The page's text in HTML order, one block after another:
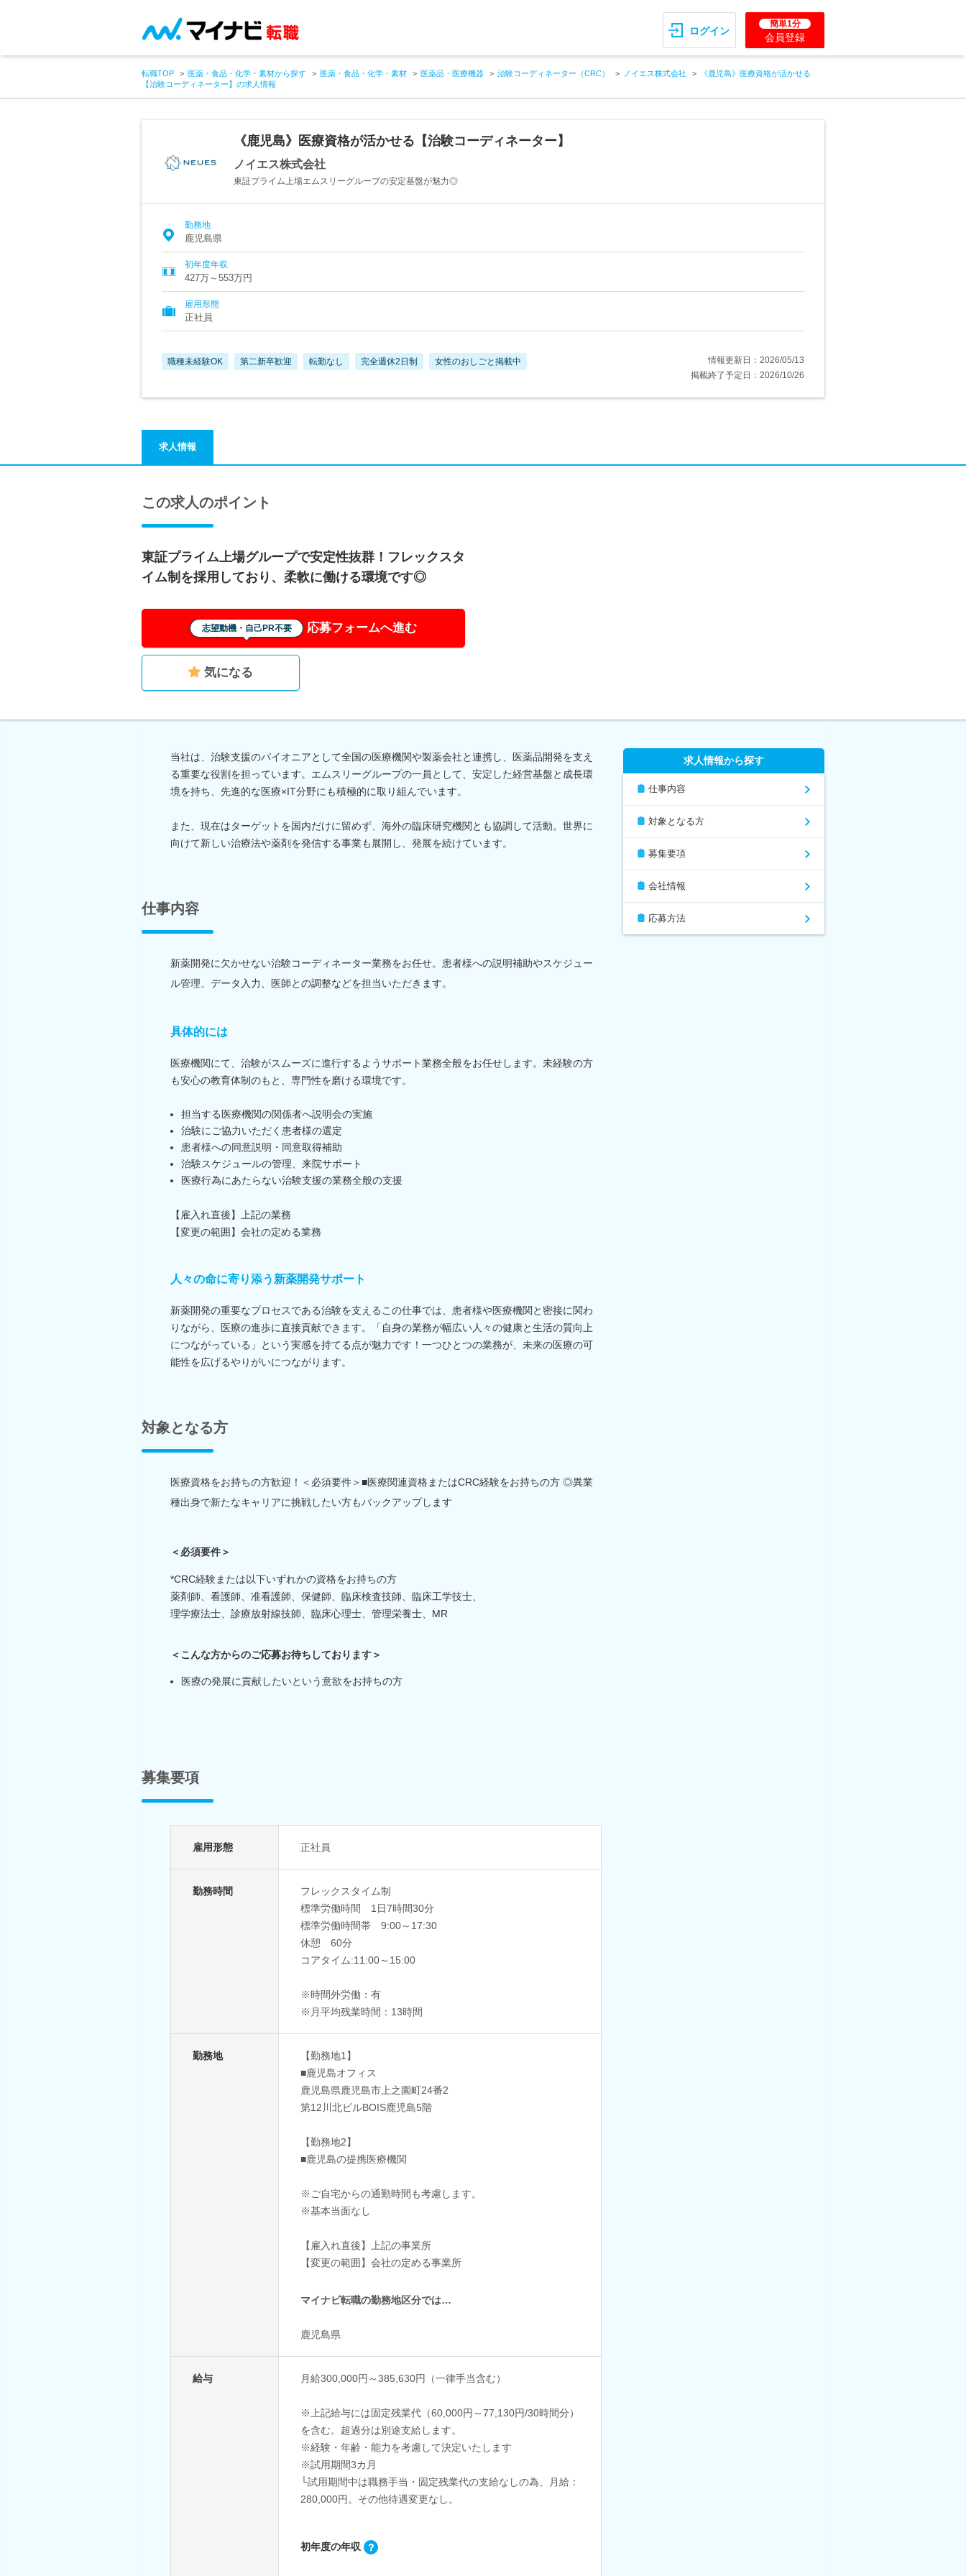
ログイン
簡単1分
会員登録
転職TOP 医薬・食品・化学・素材から探す 医薬・食品・化学・素材 医薬品・医療機器 治験コーディネーター（CRC） ノイエス株式会社
《鹿児島》医療資格が活かせる
【治験コーディネーター】の求人情報
《鹿児島》医療資格が活かせる【治験コーディネーター】
ノイエス株式会社
東証プライム上場エムスリーグループの安定基盤が魅力◎
勤務地
鹿児島県
初年度年収
427万～553万円
雇用形態
正社員
職種未経験OK 第二新卒歓迎 転勤なし 完全週休2日制 女性のおしごと掲載中
情報更新日：2026/05/13
掲載終了予定日：2026/10/26
求人情報
この求人のポイント
東証プライム上場グループで安定性抜群！フレックスタ
イム制を採用しており、柔軟に働ける環境です◎
志望動機・自己PR不要 応募フォームへ進む
気になる
当社は、治験支援のパイオニアとして全国の医療機関や製薬会社と連携し、医薬品開発を支え
る重要な役割を担っています。エムスリーグループの一員として、安定した経営基盤と成長環
境を持ち、先進的な医療×IT分野にも積極的に取り組んでいます。
また、現在はターゲットを国内だけに留めず、海外の臨床研究機関とも協調して活動。世界に
向けて新しい治療法や薬剤を発信する事業も展開し、発展を続けています。
仕事内容
新薬開発に欠かせない治験コーディネーター業務をお任せ。患者様への説明補助やスケジュー
ル管理、データ入力、医師との調整などを担当いただきます。
具体的には
医療機関にて、治験がスムーズに進行するようサポート業務全般をお任せします。未経験の方
も安心の教育体制のもと、専門性を磨ける環境です。
担当する医療機関の関係者へ説明会の実施
治験にご協力いただく患者様の選定
患者様への同意説明・同意取得補助
治験スケジュールの管理、来院サポート
医療行為にあたらない治験支援の業務全般の支援
【雇入れ直後】上記の業務
【変更の範囲】会社の定める業務
人々の命に寄り添う新薬開発サポート
新薬開発の重要なプロセスである治験を支えるこの仕事では、患者様や医療機関と密接に関わ
りながら、医療の進歩に直接貢献できます。「自身の業務が幅広い人々の健康と生活の質向上
につながっている」という実感を持てる点が魅力です！一つひとつの業務が、未来の医療の可
能性を広げるやりがいにつながります。
対象となる方
医療資格をお持ちの方歓迎！＜必須要件＞■医療関連資格またはCRC経験をお持ちの方 ◎異業
種出身で新たなキャリアに挑戦したい方もバックアップします
＜必須要件＞
*CRC経験または以下いずれかの資格をお持ちの方
薬剤師、看護師、准看護師、保健師、臨床検査技師、臨床工学技士、
理学療法士、診療放射線技師、臨床心理士、管理栄養士、MR
＜こんな方からのご応募お待ちしております＞
医療の発展に貢献したいという意欲をお持ちの方
募集要項
雇用形態 正社員
勤務時間
フレックスタイム制
標準労働時間 1日7時間30分
標準労働時間帯 9:00～17:30
休憩 60分
コアタイム:11:00～15:00
※時間外労働：有
※月平均残業時間：13時間
勤務地
【勤務地1】
■鹿児島オフィス
鹿児島県鹿児島市上之園町24番2
第12川北ビルBOIS鹿児島5階
【勤務地2】
■鹿児島の提携医療機関
※ご自宅からの通勤時間も考慮します。
※基本当面なし
【雇入れ直後】上記の事業所
【変更の範囲】会社の定める事業所
マイナビ転職の勤務地区分では…
鹿児島県
給与 月給300,000円～385,630円（一律手当含む）
※上記給与には固定残業代（60,000円～77,130円/30時間分）
を含む。超過分は別途支給します。
※経験・年齢・能力を考慮して決定いたします
※試用期間3カ月
└試用期間中は職務手当・固定残業代の支給なしの為、月給：
280,000円。その他待遇変更なし。
初年度の年収
求人情報から探す
仕事内容
対象となる方
募集要項
会社情報
応募方法